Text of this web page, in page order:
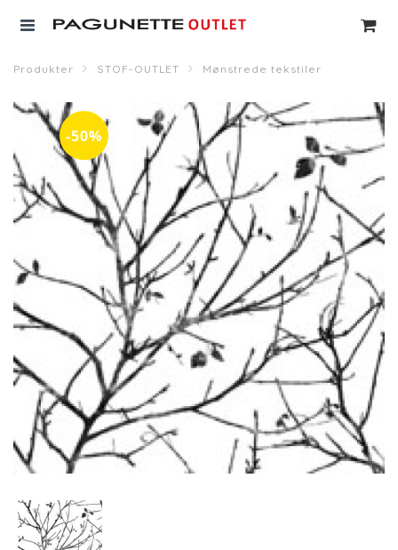
Produkter STOF-OUTLET Mønstrede tekstiler
-50%